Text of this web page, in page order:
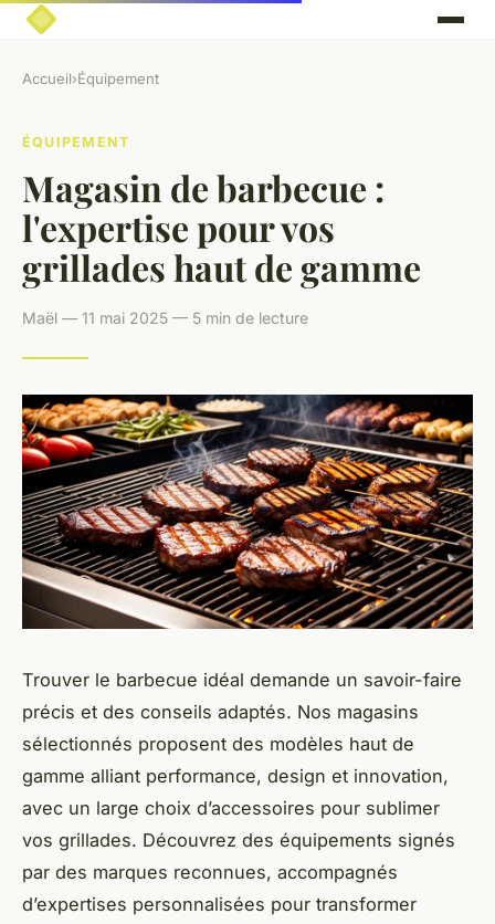
Accueil›Équipement
ÉQUIPEMENT
Magasin de barbecue :
l'expertise pour vos
grillades haut de gamme
Maël — 11 mai 2025 — 5 min de lecture
Trouver le barbecue idéal demande un savoir-faire
précis et des conseils adaptés. Nos magasins
sélectionnés proposent des modèles haut de
gamme alliant performance, design et innovation,
avec un large choix d’accessoires pour sublimer
vos grillades. Découvrez des équipements signés
par des marques reconnues, accompagnés
d’expertises personnalisées pour transformer